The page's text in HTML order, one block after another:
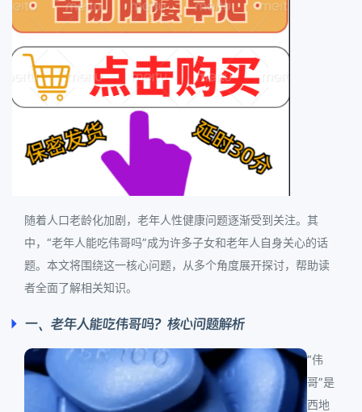
随着人口老龄化加剧，老年人性健康问题逐渐受到关注。其
中，“老年人能吃伟哥吗”成为许多子女和老年人自身关心的话
题。本文将围绕这一核心问题，从多个角度展开探讨，帮助读
者全面了解相关知识。
一、老年人能吃伟哥吗？核心问题解析
“伟
哥”是
西地